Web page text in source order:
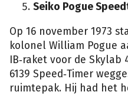
Seiko Pogue
Op 16 november 1973
kolonel William Pogue
IB‑raket voor de Skylab
6139 Speed‑Timer
ruimtepak. Hij had het